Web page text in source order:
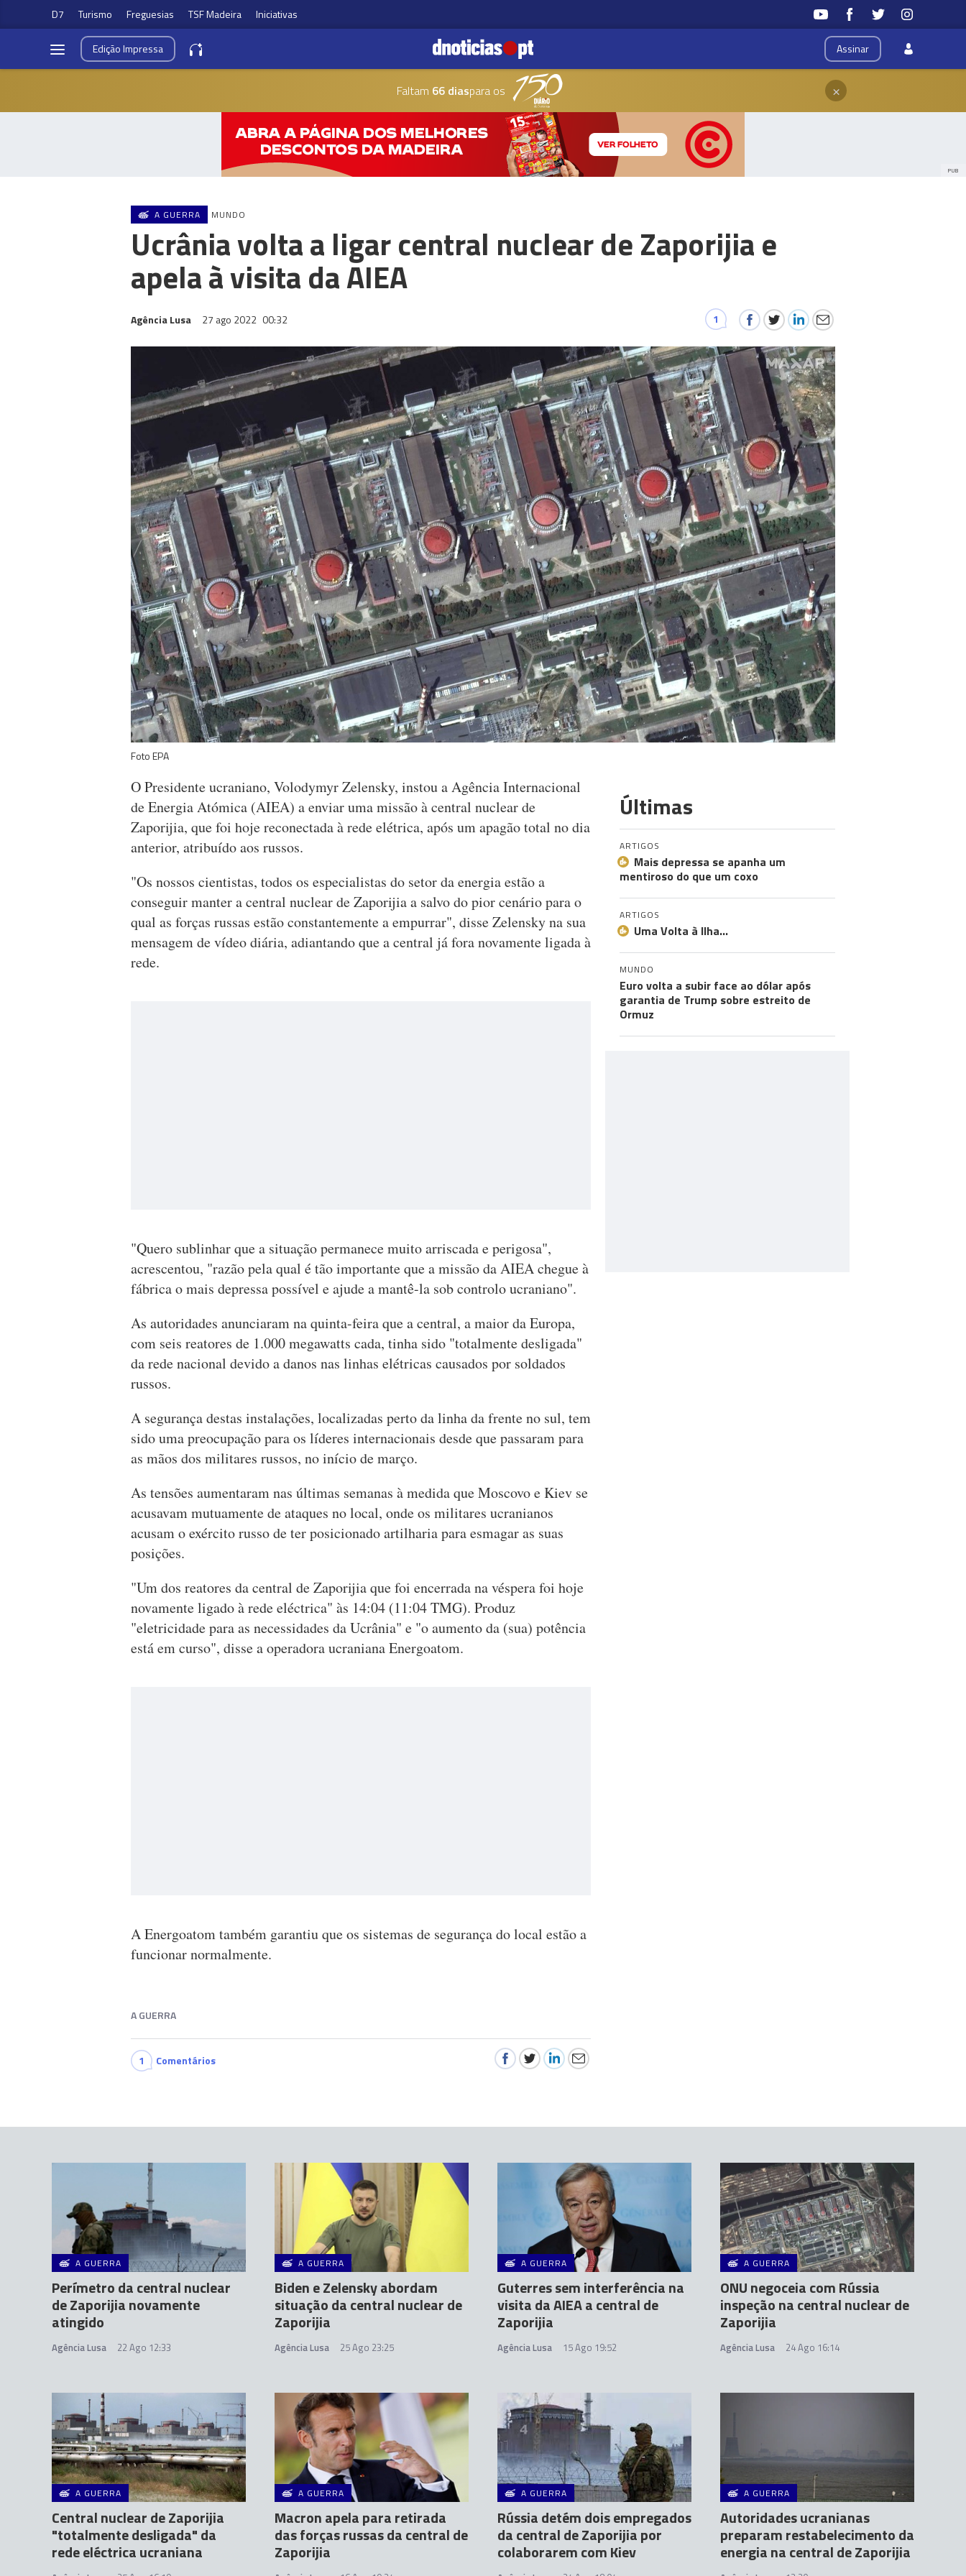
D7 Turismo Freguesias TSF Madeira Iniciativas
Assinar
EdiçãoImpressa
Faltam 66 diaspara os ×
PUB
A GUERRA MUNDO
Ucrânia volta a ligar central nuclear de Zaporijia e
apela à visita da AIEA
Agência Lusa 27 ago 2022 00:32 1
Foto EPA
O Presidente ucraniano, Volodymyr Zelensky, instou a Agência Internacional
de Energia Atómica (AIEA) a enviar uma missão à central nuclear de
Zaporijia, que foi hoje reconectada à rede elétrica, após um apagão total no dia
anterior, atribuído aos russos.
"Os nossos cientistas, todos os especialistas do setor da energia estão a
conseguir manter a central nuclear de Zaporijia a salvo do pior cenário para o
qual as forças russas estão constantemente a empurrar", disse Zelensky na sua
mensagem de vídeo diária, adiantando que a central já fora novamente ligada à
rede.
"Quero sublinhar que a situação permanece muito arriscada e perigosa",
acrescentou, "razão pela qual é tão importante que a missão da AIEA chegue à
fábrica o mais depressa possível e ajude a mantê-la sob controlo ucraniano".
As autoridades anunciaram na quinta-feira que a central, a maior da Europa,
com seis reatores de 1.000 megawatts cada, tinha sido "totalmente desligada"
da rede nacional devido a danos nas linhas elétricas causados por soldados
russos.
A segurança destas instalações, localizadas perto da linha da frente no sul, tem
sido uma preocupação para os líderes internacionais desde que passaram para
as mãos dos militares russos, no início de março.
As tensões aumentaram nas últimas semanas à medida que Moscovo e Kiev se
acusavam mutuamente de ataques no local, onde os militares ucranianos
acusam o exército russo de ter posicionado artilharia para esmagar as suas
posições.
"Um dos reatores da central de Zaporijia que foi encerrada na véspera foi hoje
novamente ligado à rede eléctrica" às 14:04 (11:04 TMG). Produz
"eletricidade para as necessidades da Ucrânia" e "o aumento da (sua) potência
está em curso", disse a operadora ucraniana Energoatom.
A Energoatom também garantiu que os sistemas de segurança do local estão a
funcionar normalmente.
A GUERRA
1 Comentários
Últimas
ARTIGOS
Mais depressa se apanha um
mentiroso do que um coxo
ARTIGOS
Uma Volta à Ilha…
MUNDO
Euro volta a subir face ao dólar após
garantia de Trump sobre estreito de
Ormuz
A GUERRA
Perímetro da central nuclear
de Zaporijia novamente
atingido
Agência Lusa 22 Ago 12:33
A GUERRA
Biden e Zelensky abordam
situação da central nuclear de
Zaporijia
Agência Lusa 25 Ago 23:25
A GUERRA
Guterres sem interferência na
visita da AIEA a central de
Zaporijia
Agência Lusa 15 Ago 19:52
A GUERRA
ONU negoceia com Rússia
inspeção na central nuclear de
Zaporijia
Agência Lusa 24 Ago 16:14
A GUERRA
Central nuclear de Zaporijia
"totalmente desligada" da
rede eléctrica ucraniana
A GUERRA
Macron apela para retirada
das forças russas da central de
Zaporijia
A GUERRA
Rússia detém dois empregados
da central de Zaporijia por
colaborarem com Kiev
A GUERRA
Autoridades ucranianas
preparam restabelecimento da
energia na central de Zaporijia